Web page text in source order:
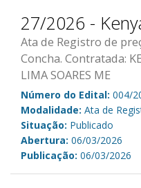
27/2026 -
Ata de Registro de
Concha. Contratada:
LIMA SOARES ME
Número do Edital: 004/
Modalidade: Ata de
Situação: Publicado
Abertura: 06/03/2026
Publicação: 06/03/2026